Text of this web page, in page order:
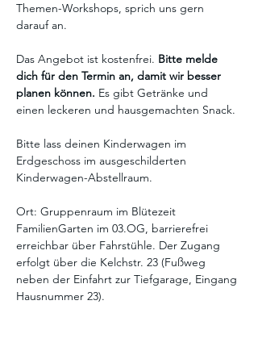
Themen-Workshops, sprich uns gern
darauf an.
Das Angebot ist kostenfrei. Bitte melde
dich für den Termin an, damit wir besser
planen können. Es gibt Getränke und
einen leckeren und hausgemachten Snack.
Bitte lass deinen Kinderwagen im
Erdgeschoss im ausgeschilderten
Kinderwagen-Abstellraum.
Ort: Gruppenraum im Blütezeit
FamilienGarten im 03.OG, barrierefrei
erreichbar über Fahrstühle. Der Zugang
erfolgt über die Kelchstr. 23 (Fußweg
neben der Einfahrt zur Tiefgarage, Eingang
Hausnummer 23).